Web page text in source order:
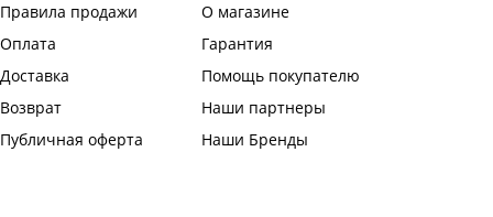
Правила продажи
Оплата
Доставка
Возврат
Публичная оферта
О магазине
Гарантия
Помощь покупателю
Наши партнеры
Наши Бренды